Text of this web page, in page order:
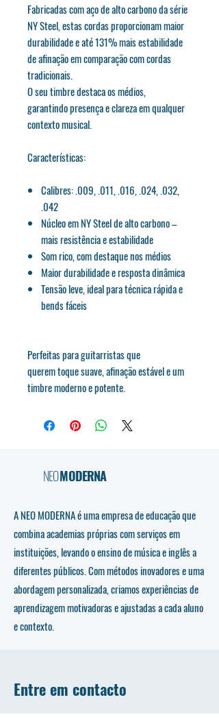
Fabricadas com aço de alto carbono da série
NY Steel, estas cordas proporcionam maior
durabilidade e até 131% mais estabilidade
de afinação em comparação com cordas
tradicionais.
O seu timbre destaca os médios,
garantindo presença e clareza em qualquer
contexto musical.
Características:
Calibres: .009, .011, .016, .024, .032,
.042
Núcleo em NY Steel de alto carbono –
mais resistência e estabilidade
Som rico, com destaque nos médios
Maior durabilidade e resposta dinâmica
Tensão leve, ideal para técnica rápida e
bends fáceis
Perfeitas para guitarristas que
querem toque suave, afinação estável e um
timbre moderno e potente.
NEOMODERNA
A NEO MODERNA é uma empresa de educação que
combina academias próprias com serviços em
instituições, levando o ensino de música e inglês a
diferentes públicos. Com métodos inovadores e uma
abordagem personalizada, criamos experiências de
aprendizagem motivadoras e ajustadas a cada aluno
e contexto.
Entre em contacto
Nome